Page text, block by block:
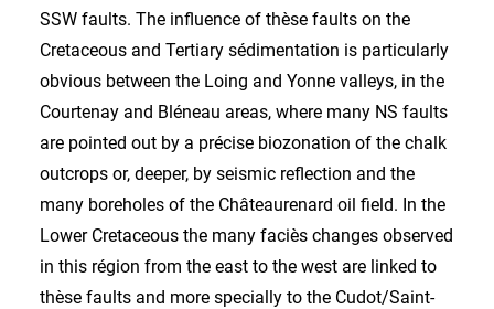
SSW faults. The influence of thèse faults on the
Cretaceous and Tertiary sédimentation is particularly
obvious between the Loing and Yonne valleys, in the
Courtenay and Bléneau areas, where many NS faults
are pointed out by a précise biozonation of the chalk
outcrops or, deeper, by seismic reflection and the
many boreholes of the Châteaurenard oil field. In the
Lower Cretaceous the many faciès changes observed
in this région from the east to the west are linked to
thèse faults and more specially to the Cudot/Saint-